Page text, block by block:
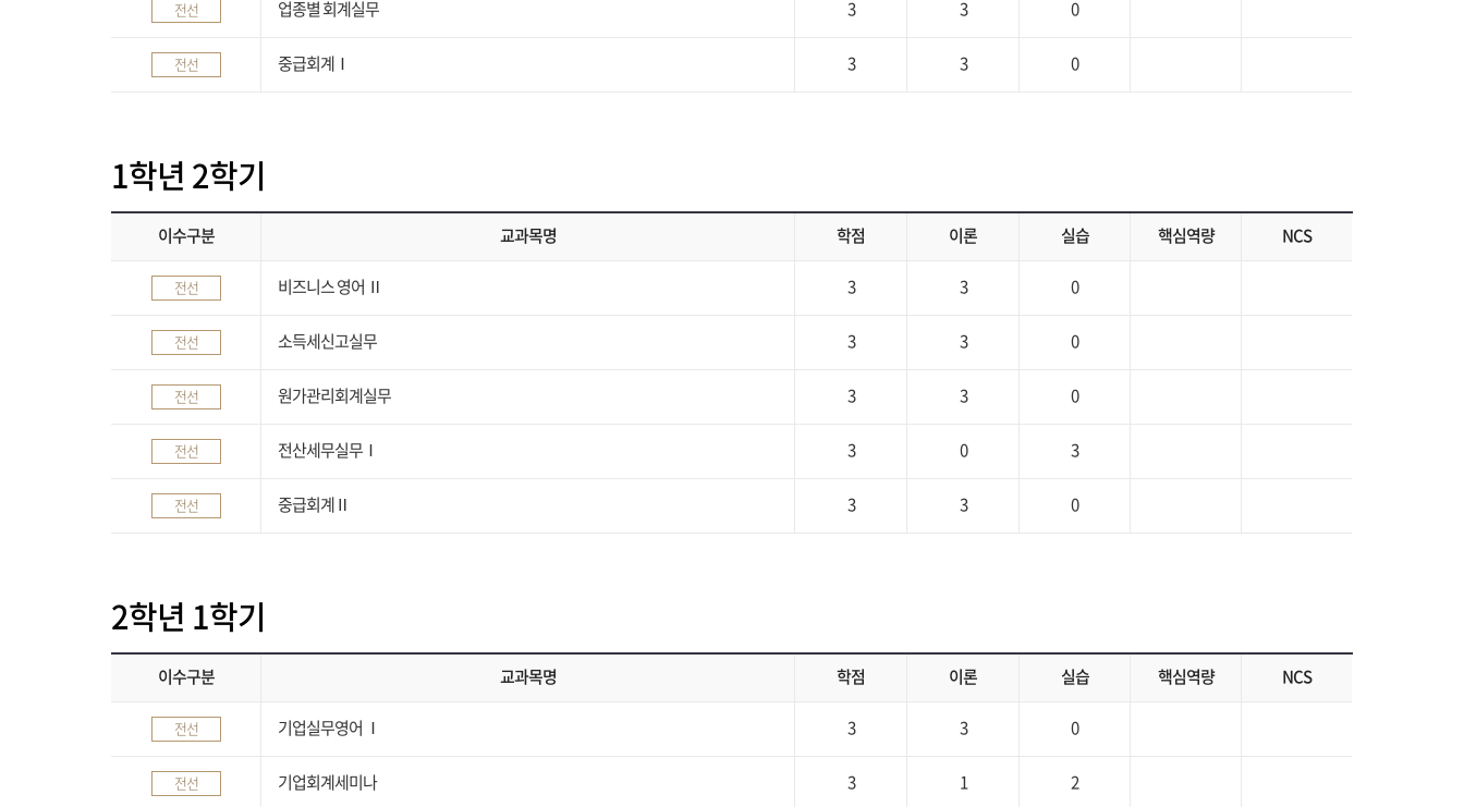
전선 업종별 회계실무 3 3 0
전선 중급회계Ⅰ 3 3 0
1학년 2학기
이수구분 교과목명 학점 이론 실습 핵심역량 NCS
전선 비즈니스 영어 Ⅱ 3 3 0
전선 소득세신고실무 3 3 0
전선 원가관리회계실무 3 3 0
전선 전산세무실무Ⅰ 3 0 3
전선 중급회계Ⅱ 3 3 0
2학년 1학기
이수구분 교과목명 학점 이론 실습 핵심역량 NCS
전선 기업실무영어 Ⅰ 3 3 0
전선 기업회계세미나 3 1 2